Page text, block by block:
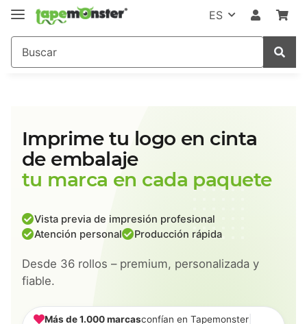
ES
Imprime tu logo en cinta
de embalaje
tu marca en cada paquete
Vista previa de impresión profesional
Atención personal
Producción rápida
Desde 36 rollos – premium, personalizada y
fiable.
Más de 1.000 marcasconfían en Tapemonster